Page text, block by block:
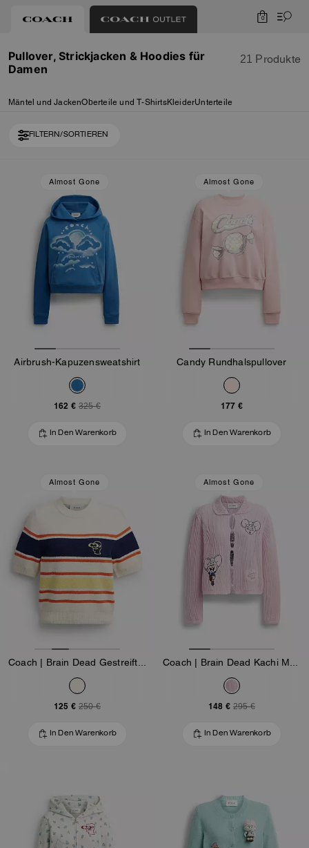
0
Pullover, Strickjacken & Hoodies für
Damen
21 Produkte
Mäntel und JackenOberteile und T-ShirtsKleiderUnterteile
FILTERN/SORTIEREN
Almost Gone
Airbrush-Kapuzensweatshirt
162 € 325 €
In Den Warenkorb
Almost Gone
Candy Rundhalspullover
177 €
In Den Warenkorb
Almost Gone
125 € 250 €
In Den Warenkorb
Almost Gone
148 € 295 €
In Den Warenkorb